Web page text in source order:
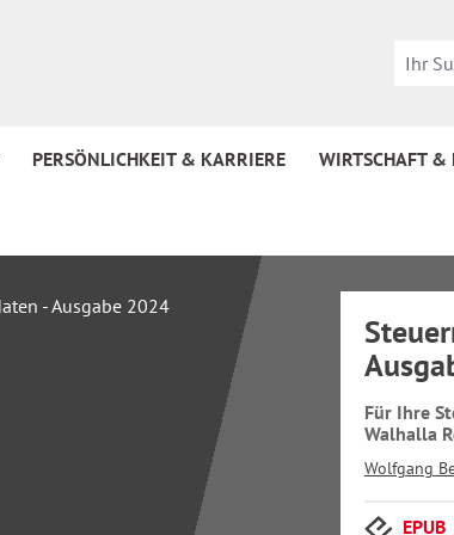
PERSÖNLICHKEIT & KARRIERE WIRTSCHAFT
Für Ihre
Walhalla
Wolfgang
EPUB